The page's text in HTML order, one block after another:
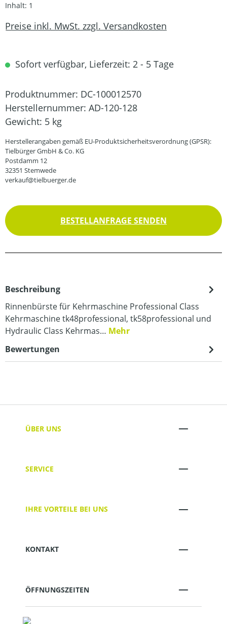
Inhalt: 1
Preise inkl. MwSt. zzgl. Versandkosten
Sofort verfügbar, Lieferzeit: 2 - 5 Tage
Produktnummer: DC-100012570
Herstellernummer: AD-120-128
Gewicht: 5 kg
Herstellerangaben gemäß EU-Produktsicherheitsverordnung (GPSR):
Tielbürger GmbH & Co. KG
Postdamm 12
32351 Stemwede
verkauf@tielbuerger.de
BESTELLANFRAGE SENDEN
Beschreibung
Rinnenbürste für Kehrmaschine Professional Class
Kehrmaschine tk48professional, tk58professional und
Hydraulic Class Kehrmas… Mehr
Bewertungen
ÜBER UNS
SERVICE
IHRE VORTEILE BEI UNS
KONTAKT
ÖFFNUNGSZEITEN